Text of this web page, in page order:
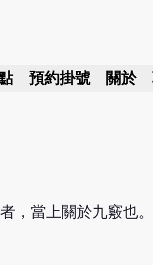
預約掛號 關於
，當上關於九竅也